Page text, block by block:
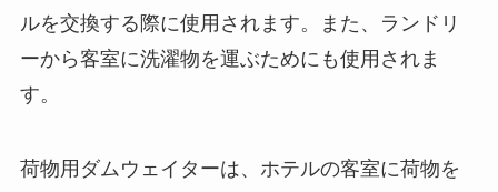
ルを交換する際に使用されます。また、ランドリ
ーから客室に洗濯物を運ぶためにも使用されま
す。
荷物用ダムウェイターは、ホテルの客室に荷物を